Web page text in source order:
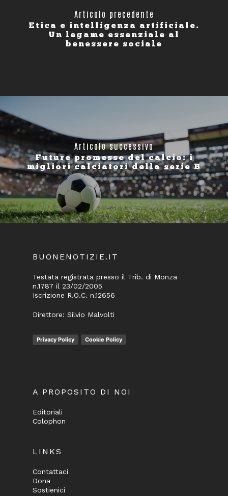
Articolo precedente
Etica e intelligenza artificiale.
Un legame essenziale al
benessere sociale
Articolo successivo
Future promesse del calcio: i
migliori calciatori della serie B
BUONENOTIZIE.IT
Testata registrata presso il Trib. di Monza
n.1787 il 23/02/2005
Iscrizione R.O.C. n.12656
Direttore: Silvio Malvolti
Privacy Policy Cookie Policy
A PROPOSITO DI NOI
Editoriali
Colophon
LINKS
Contattaci
Dona
Sostienici